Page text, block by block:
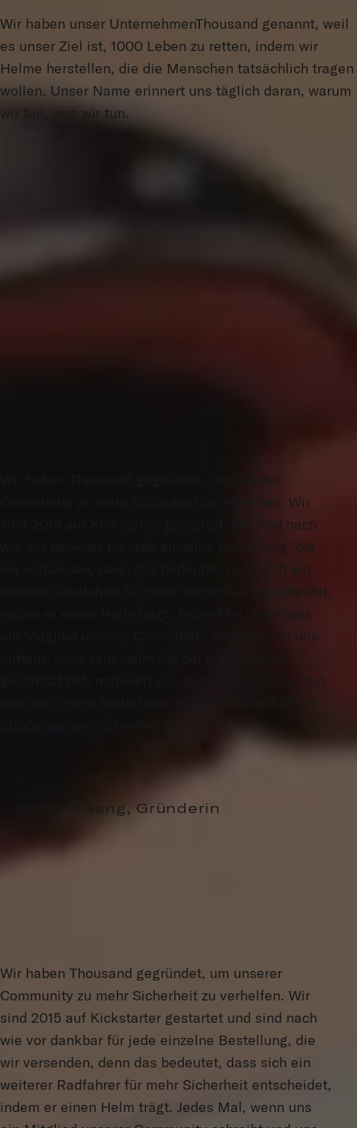
Wir haben unser UnternehmenThousand genannt, weil
es unser Ziel ist, 1000 Leben zu retten, indem wir
Helme herstellen, die die Menschen tatsächlich tragen
wollen. Unser Name erinnert uns täglich daran, warum
wir tun, was wir tun.
Wir haben Thousand gegründet, um unserer
Community zu mehr Sicherheit zu verhelfen. Wir
sind 2015 auf Kickstarter gestartet und sind nach
wie vor dankbar für jede einzelne Bestellung, die
wir versenden, denn das bedeutet, dass sich ein
weiterer Radfahrer für mehr Sicherheit entscheidet,
indem er einen Helm trägt. Jedes Mal, wenn uns
ein Mitglied unserer Community schreibt und uns
geschützt hat, motiviert uns das, noch mehr zu tun
– Gloria Hwang, Gründerin
Wir haben Thousand gegründet, um unserer
Community zu mehr Sicherheit zu verhelfen. Wir
sind 2015 auf Kickstarter gestartet und sind nach
wie vor dankbar für jede einzelne Bestellung, die
wir versenden, denn das bedeutet, dass sich ein
weiterer Radfahrer für mehr Sicherheit entscheidet,
indem er einen Helm trägt. Jedes Mal, wenn uns